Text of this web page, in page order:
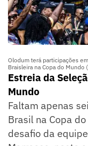
Olodum terá participações
Braisleira na Copa do Mundo
Estreia da
Mundo
Faltam apenas
Brasil na Copa
desafio da